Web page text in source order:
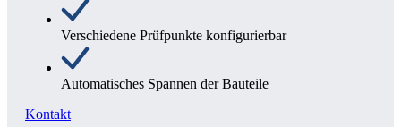
Verschiedene Prüfpunkte konfigurierbar
Automatisches Spannen der Bauteile
Kontakt